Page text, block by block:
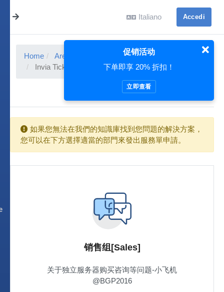
Italiano Accedi
Home Area Clienti
Ticket di Assistenza
Invia Ticket
如果您無法在我們的知識庫找到您問題的解決方案，
您可以在下方選擇適當的部門來發出服務單申請。
销售组[Sales]
关于独立服务器购买咨询等问题-小飞机
@BGP2016
促销活动
下单即享 20% 折扣！
立即查看